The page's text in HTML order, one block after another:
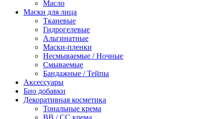
Масло
Маски для лица
Тканевые
Гидрогелевые
Альгинатные
Маски-пленки
Несмываемые / Ночные
Смываемые
Бандажные / Тейпы
Аксессуары
Био добавки
Декоративная косметика
Тональные крема
BB / СС крема